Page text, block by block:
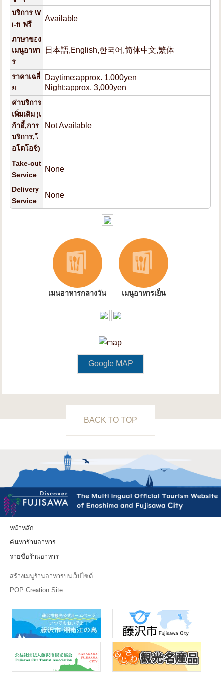
บริการ W
i-fi ฟรี
Available
ภาษาของ
เมนูอาหา
ร
日本語,English,한국어,简体中文,繁体
ราคาเฉลี่
ย
Daytime:approx. 1,000yen
Night:approx. 3,000yen
ค่าบริการ
เพิ่มเติม (เ
ก้าอี้,การ
บริการ,โ
อโตโอชิ)
Not Available
Take-out
Service
None
Delivery
Service
None
เมนอาหารกลางวัน เมนูอาหารเย็น
Google MAP
BACK TO TOP
หน้าหลัก
ค้นหาร้านอาหาร
รายชื่อร้านอาหาร
สร้างเมนูร้านอาหารบนเว็ปไซต์
POP Creation Site